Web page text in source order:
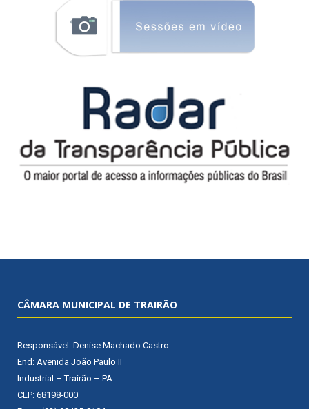
CÂMARA MUNICIPAL DE TRAIRÃO
Responsável: Denise Machado Castro
End: Avenida João Paulo II
Industrial – Trairão – PA
CEP: 68198-000